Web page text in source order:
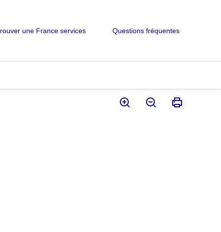
une France services Questions fréquentes